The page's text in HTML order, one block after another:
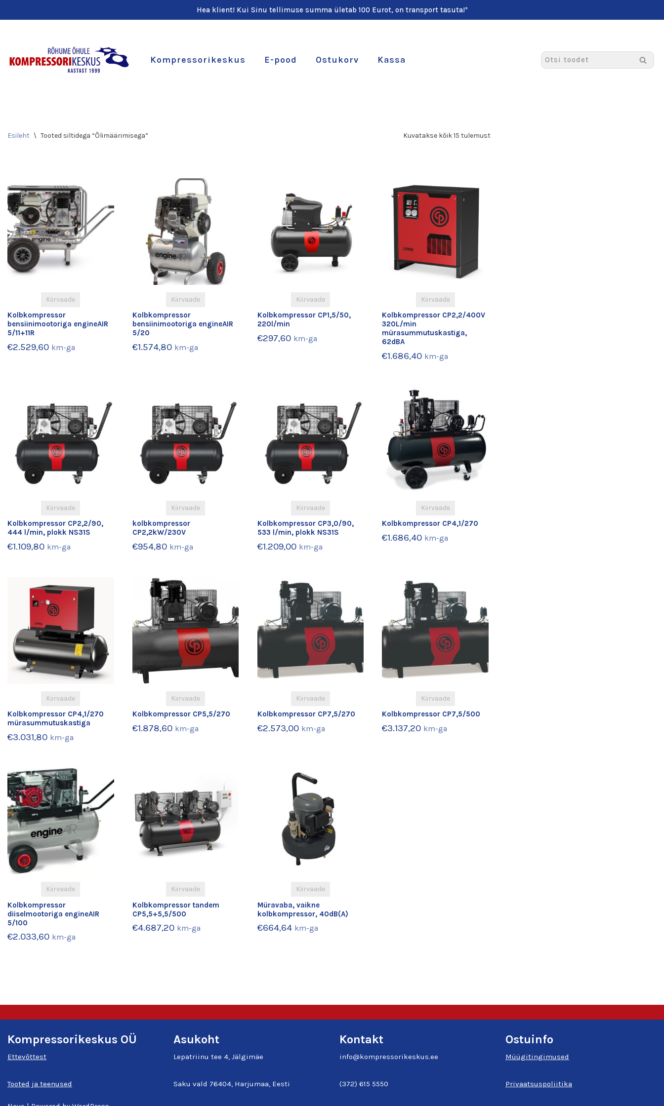
Hea klient! Kui Sinu tellimuse summa ületab 100 Eurot, on transport tasuta!*
Kompressorikeskus E-pood Ostukorv Kassa
Esileht \ Tooted siltidega “Õlimäärimisega” Kuvatakse kõik 15 tulemust
Kiirvaade
Kolbkompressor
bensiinimootoriga engineAIR
5/11+11R
€2.529,60 km-ga
Kiirvaade
Kolbkompressor
bensiinimootoriga engineAIR
5/20
€1.574,80 km-ga
Kiirvaade
Kolbkompressor CP1,5/50,
220l/min
€297,60 km-ga
Kiirvaade
Kolbkompressor CP2,2/400V
320L/min
mürasummutuskastiga,
62dBA
€1.686,40 km-ga
Kiirvaade
Kolbkompressor CP2,2/90,
444 l/min, plokk NS31S
€1.109,80 km-ga
Kiirvaade
kolbkompressor
CP2,2kW/230V
€954,80 km-ga
Kiirvaade
Kolbkompressor CP3,0/90,
533 l/min, plokk NS31S
€1.209,00 km-ga
Kiirvaade
Kolbkompressor CP4,1/270
€1.686,40 km-ga
Kiirvaade
Kolbkompressor CP4,1/270
mürasummutuskastiga
€3.031,80 km-ga
Kiirvaade
Kolbkompressor CP5,5/270
€1.878,60 km-ga
Kiirvaade
Kolbkompressor CP7,5/270
€2.573,00 km-ga
Kiirvaade
Kolbkompressor CP7,5/500
€3.137,20 km-ga
Kiirvaade
Kolbkompressor
diiselmootoriga engineAIR
5/100
€2.033,60 km-ga
Kiirvaade
Kolbkompressor tandem
CP5,5+5,5/500
€4.687,20 km-ga
Kiirvaade
Müravaba, vaikne
kolbkompressor, 40dB(A)
€664,64 km-ga
Kompressorikeskus OÜ
Ettevõttest
Tooted ja teenused
Asukoht
Lepatriinu tee 4, Jälgimäe
Saku vald 76404, Harjumaa, Eesti
Kontakt
info@kompressorikeskus.ee
(372) 615 5550
Ostuinfo
Müügitingimused
Privaatsuspoliitika